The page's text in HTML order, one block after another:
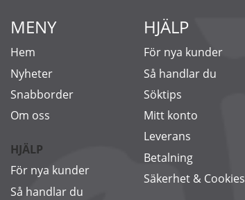
MENY
Hem
Nyheter
Snabborder
Om oss
HJÄLP
För nya kunder
Så handlar du
HJÄLP
För nya kunder
Så handlar du
Söktips
Mitt konto
Leverans
Betalning
Säkerhet & Cookies